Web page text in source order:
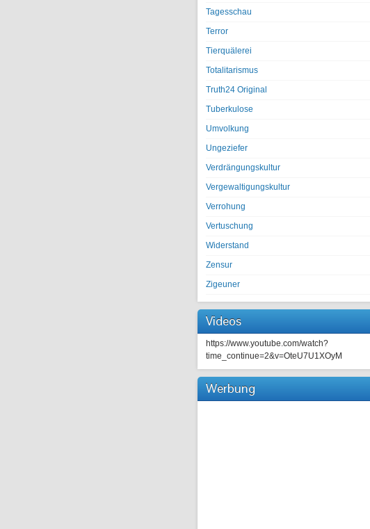
Tagesschau
Terror
Tierquälerei
Totalitarismus
Truth24 Original
Tuberkulose
Umvolkung
Ungeziefer
Verdrängungskultur
Vergewaltigungskultur
Verrohung
Vertuschung
Widerstand
Zensur
Zigeuner
Videos
https://www.youtube.com/watch?
time_continue=2&v=OteU7U1XOyM
Werbung